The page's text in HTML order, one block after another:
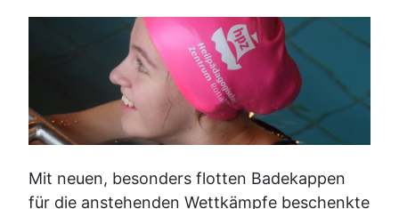
Mit neuen, besonders flotten Badekappen
für die anstehenden Wettkämpfe beschenkte